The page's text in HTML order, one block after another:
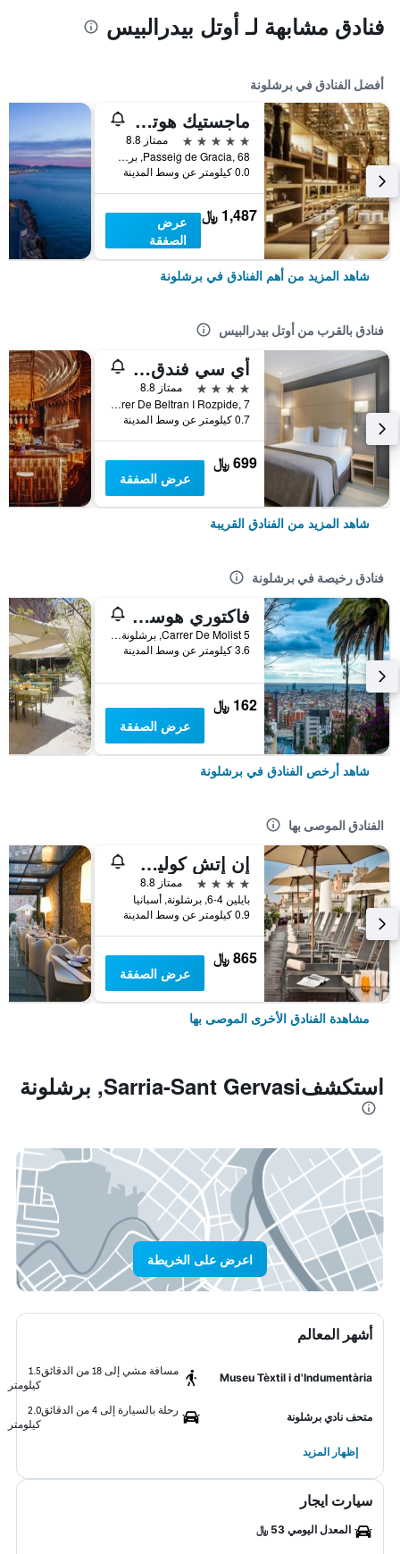
فنادق مشابهة لـ أوتل بيدرالبيس
أفضل الفنادق في برشلونة
ماجستيك هوتل آند سبا برشلونة جي إل
5 نجوم
ممتاز 8.8
Passeig de Gracia, 68, برشلونة, أسبانيا
0.0 كيلومتر عن وسط المدينة
1,487 ﷼
عرض
الصفقة
شاهد المزيد من أهم الفنادق في برشلونة
فنادق بالقرب من أوتل بيدرالبيس
أي سي فندق فيكتوريا سويتس، فندق لايف ستايل ماريوت
4 نجوم
ممتاز 8.8
Carrer De Beltran I Rozpide, 7, برشلونة, أسبانيا
0.7 كيلومتر عن وسط المدينة
699 ﷼
عرض الصفقة
شاهد المزيد من الفنادق القريبة
فنادق رخيصة في برشلونة
فاكتوري هوستلز بارسيلونا
Carrer De Molist 5, برشلونة, أسبانيا
3.6 كيلومتر عن وسط المدينة
162 ﷼
عرض الصفقة
شاهد أرخص الفنادق في برشلونة
الفنادق الموصى بها
إن إتش كوليكشن برشلونة بوديوم
4 نجوم
ممتاز 8.8
بايلين 4-6, برشلونة, أسبانيا
0.9 كيلومتر عن وسط المدينة
865 ﷼
عرض الصفقة
مشاهدة الفنادق الأخرى الموصى بها
استكشفSarria-Sant Gervasi, برشلونة
اعرض على الخريطة
أشهر المعالم
Museu Tèxtil i d'Indumentària
مسافة مشي إلى 18 من الدقائق
1.5
كيلومتر
متحف نادي برشلونة
رحلة بالسيارة إلى 4 من الدقائق
2.0
كيلومتر
إظهار المزيد
سيارت ايجار
المعدل اليومي 53 ﷼